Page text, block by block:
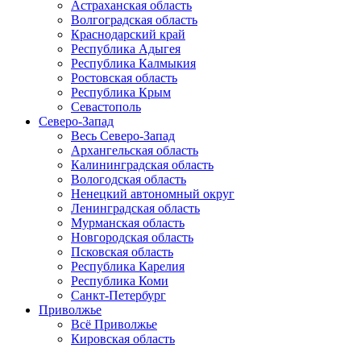
Астраханская область
Волгоградская область
Краснодарский край
Республика Адыгея
Республика Калмыкия
Ростовская область
Республика Крым
Севастополь
Северо-Запад
Весь Северо-Запад
Архангельская область
Калининградская область
Вологодская область
Ненецкий автономный округ
Ленинградская область
Мурманская область
Новгородская область
Псковская область
Республика Карелия
Республика Коми
Санкт-Петербург
Приволжье
Всё Приволжье
Кировская область